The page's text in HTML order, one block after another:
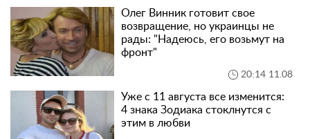
Олег Винник готовит свое
возвращение, но украинцы не
рады: "Надеюсь, его возьмут на
фронт"
20:14 11.08
Уже с 11 августа все изменится:
4 знака Зодиака стоклнутся с
этим в любви